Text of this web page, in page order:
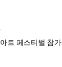
트 페스티벌 참가